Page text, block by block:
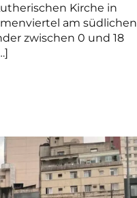
Kirche in
am südlichen
zwischen 0 und 18